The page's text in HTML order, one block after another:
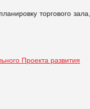
торгового зала,
Проекта развития